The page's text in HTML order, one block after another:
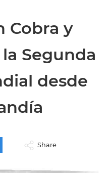
Cobra y
Segunda
desde
Share